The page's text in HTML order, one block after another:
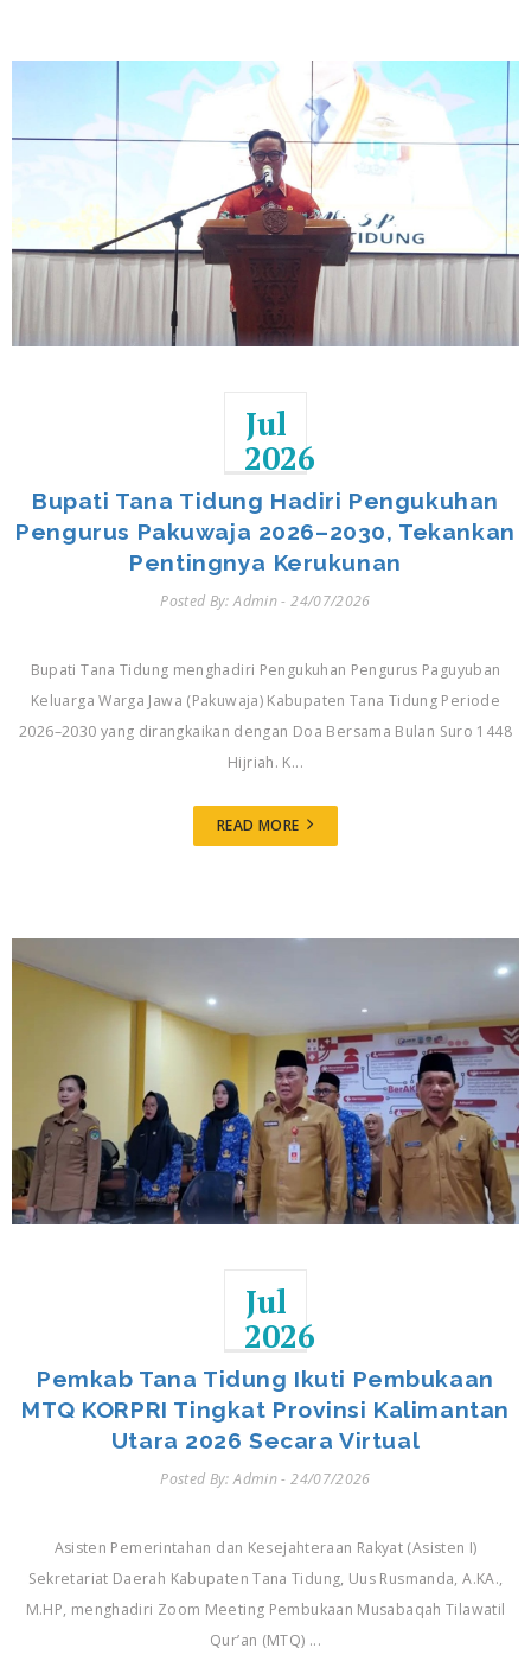
Jul
2026
Bupati Tana Tidung Hadiri Pengukuhan
Pengurus Pakuwaja 2026–2030, Tekankan
Pentingnya Kerukunan
Posted By: Admin - 24/07/2026
Bupati Tana Tidung menghadiri Pengukuhan Pengurus Paguyuban
Keluarga Warga Jawa (Pakuwaja) Kabupaten Tana Tidung Periode
2026–2030 yang dirangkaikan dengan Doa Bersama Bulan Suro 1448
Hijriah. K...
READ MORE
Jul
2026
Pemkab Tana Tidung Ikuti Pembukaan
MTQ KORPRI Tingkat Provinsi Kalimantan
Utara 2026 Secara Virtual
Posted By: Admin - 24/07/2026
Asisten Pemerintahan dan Kesejahteraan Rakyat (Asisten I)
Sekretariat Daerah Kabupaten Tana Tidung, Uus Rusmanda, A.KA.,
M.HP, menghadiri Zoom Meeting Pembukaan Musabaqah Tilawatil
Qur’an (MTQ) ...